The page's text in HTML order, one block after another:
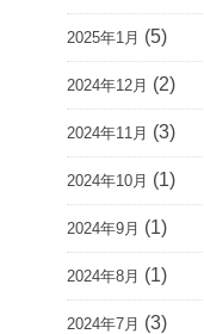
2025年1月 (5)
2024年12月 (2)
2024年11月 (3)
2024年10月 (1)
2024年9月 (1)
2024年8月 (1)
2024年7月 (3)